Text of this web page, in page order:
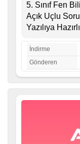
5. Sınıf Fen
Açık Uçlu
Yazılıya
İndirme
Gönderen